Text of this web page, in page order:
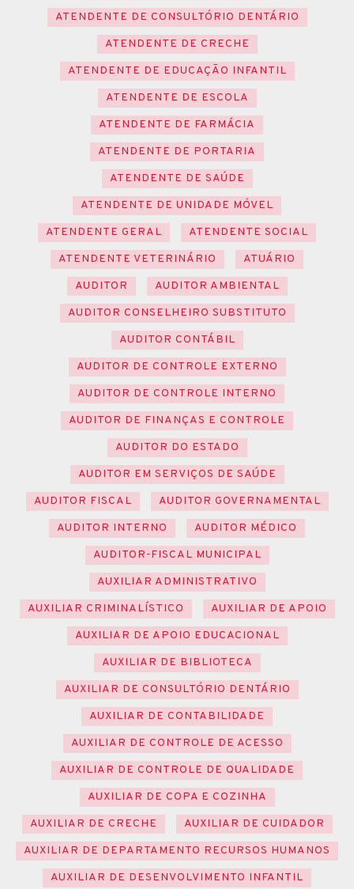
ATENDENTE DE CONSULTÓRIO DENTÁRIO
ATENDENTE DE CRECHE
ATENDENTE DE EDUCAÇÃO INFANTIL
ATENDENTE DE ESCOLA
ATENDENTE DE FARMÁCIA
ATENDENTE DE PORTARIA
ATENDENTE DE SAÚDE
ATENDENTE DE UNIDADE MÓVEL
ATENDENTE GERAL
ATENDENTE SOCIAL
ATENDENTE VETERINÁRIO
ATUÁRIO
AUDITOR
AUDITOR AMBIENTAL
AUDITOR CONSELHEIRO SUBSTITUTO
AUDITOR CONTÁBIL
AUDITOR DE CONTROLE EXTERNO
AUDITOR DE CONTROLE INTERNO
AUDITOR DE FINANÇAS E CONTROLE
AUDITOR DO ESTADO
AUDITOR EM SERVIÇOS DE SAÚDE
AUDITOR FISCAL
AUDITOR GOVERNAMENTAL
AUDITOR INTERNO
AUDITOR MÉDICO
AUDITOR-FISCAL MUNICIPAL
AUXILIAR ADMINISTRATIVO
AUXILIAR CRIMINALÍSTICO
AUXILIAR DE APOIO
AUXILIAR DE APOIO EDUCACIONAL
AUXILIAR DE BIBLIOTECA
AUXILIAR DE CONSULTÓRIO DENTÁRIO
AUXILIAR DE CONTABILIDADE
AUXILIAR DE CONTROLE DE ACESSO
AUXILIAR DE CONTROLE DE QUALIDADE
AUXILIAR DE COPA E COZINHA
AUXILIAR DE CRECHE
AUXILIAR DE CUIDADOR
AUXILIAR DE DEPARTAMENTO RECURSOS HUMANOS
AUXILIAR DE DESENVOLVIMENTO INFANTIL